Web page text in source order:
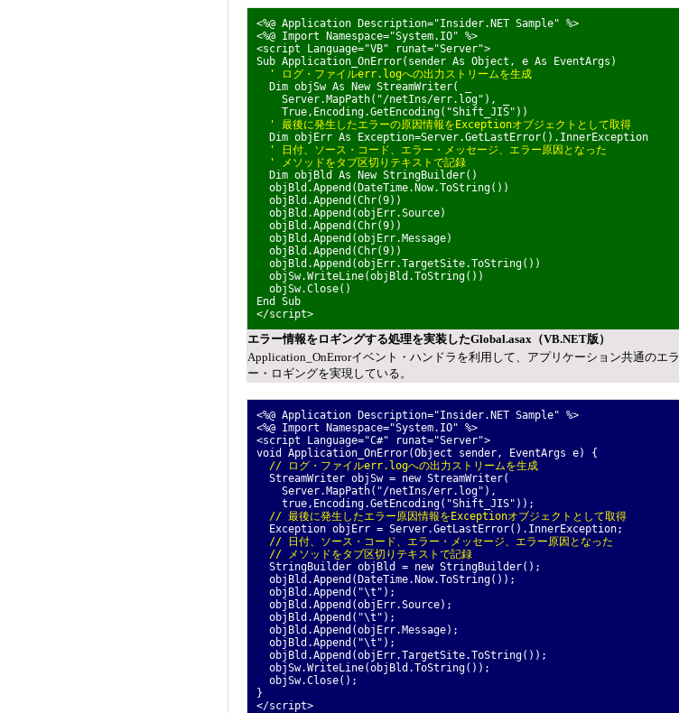
<%@ Application Description="Insider.NET Sample" %>
<%@ Import Namespace="System.IO" %>
<script Language="VB" runat="Server">
Sub Application_OnError(sender As Object, e As EventArgs)
' ログ・ファイルerr.logへの出力ストリームを生成
Dim objSw As New StreamWriter( _
Server.MapPath("/netIns/err.log"), _
True,Encoding.GetEncoding("Shift_JIS"))
' 最後に発生したエラーの原因情報をExceptionオブジェクトとして取得
Dim objErr As Exception=Server.GetLastError().InnerException
' 日付、ソース・コード、エラー・メッセージ、エラー原因となった
' メソッドをタブ区切りテキストで記録
Dim objBld As New StringBuilder()
objBld.Append(DateTime.Now.ToString())
objBld.Append(Chr(9))
objBld.Append(objErr.Source)
objBld.Append(Chr(9))
objBld.Append(objErr.Message)
objBld.Append(Chr(9))
objBld.Append(objErr.TargetSite.ToString())
objSw.WriteLine(objBld.ToString())
objSw.Close()
End Sub
</script>
エラー情報をロギングする処理を実装したGlobal.asax（VB.NET版）
Application_OnErrorイベント・ハンドラを利用して、アプリケーション共通のエラ
ー・ロギングを実現している。
<%@ Application Description="Insider.NET Sample" %>
<%@ Import Namespace="System.IO" %>
<script Language="C#" runat="Server">
void Application_OnError(Object sender, EventArgs e) {
// ログ・ファイルerr.logへの出力ストリームを生成
StreamWriter objSw = new StreamWriter(
Server.MapPath("/netIns/err.log"),
true,Encoding.GetEncoding("Shift_JIS"));
// 最後に発生したエラー原因情報をExceptionオブジェクトとして取得
Exception objErr = Server.GetLastError().InnerException;
// 日付、ソース・コード、エラー・メッセージ、エラー原因となった
// メソッドをタブ区切りテキストで記録
StringBuilder objBld = new StringBuilder();
objBld.Append(DateTime.Now.ToString());
objBld.Append("\t");
objBld.Append(objErr.Source);
objBld.Append("\t");
objBld.Append(objErr.Message);
objBld.Append("\t");
objBld.Append(objErr.TargetSite.ToString());
objSw.WriteLine(objBld.ToString());
objSw.Close();
}
</script>